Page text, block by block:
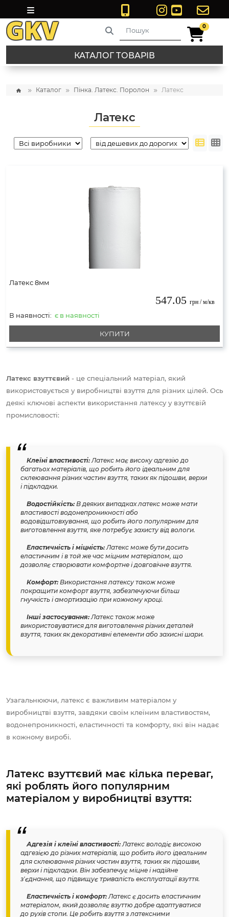
00
КАТАЛОГ ТОВАРІВ
Каталог Пінка. Латекс. Поролон Латекс
Латекс
Латекс 8мм
547.05 грн / м/кв
В наявності: є в наявності
КУПИТИ
Латекс взуттєвий - це спеціальний матеріал, який
використовується у виробництві взуття для різних цілей. Ось
деякі ключові аспекти використання латексу у взуттєвій
промисловості:
Клеїні властивості:Латекс має високу адгезію до
багатьох матеріалів, що робить його ідеальним для
склеювання різних частин взуття, таких як підошви, верхи
і підкладки.
Водостійкість: В деяких випадках латекс може мати
властивості водонепроникності або
водовідштовхування, що робить його популярним для
виготовлення взуття, яке потребує захисту від вологи.
Еластичність і міцність:Латекс може бути досить
еластичним і в той же час міцним матеріалом, що
дозволяє створювати комфортне і довговічне взуття.
Комфорт: Використання латексу також може
покращити комфорт взуття, забезпечуючи більш
гнучкість і амортизацію при кожному кроці.
Інші застосування:Латекс також може
використовуватися для виготовлення різних деталей
взуття, таких як декоративні елементи або захисні шари.
Узагальнюючи, латекс є важливим матеріалом у
виробництві взуття, завдяки своїм клеїним властивостям,
водонепроникності, еластичності та комфорту, які він надає
в кожному виробі.
Латекс взуттєвий має кілька переваг,
які роблять його популярним
матеріалом у виробництві взуття:
Адгезія і клеїні властивості: Латекс володіє високою
адгезією до різних матеріалів, що робить його ідеальним
для склеювання різних частин взуття, таких як підошви,
верхи і підкладки. Він забезпечує міцне і надійне
з'єднання, що підвищує тривалість експлуатації взуття.
Еластичність і комфорт: Латекс є досить еластичним
матеріалом, який дозволяє взуттю добре адаптуватися
до рухів стопи. Це робить взуття з латексними